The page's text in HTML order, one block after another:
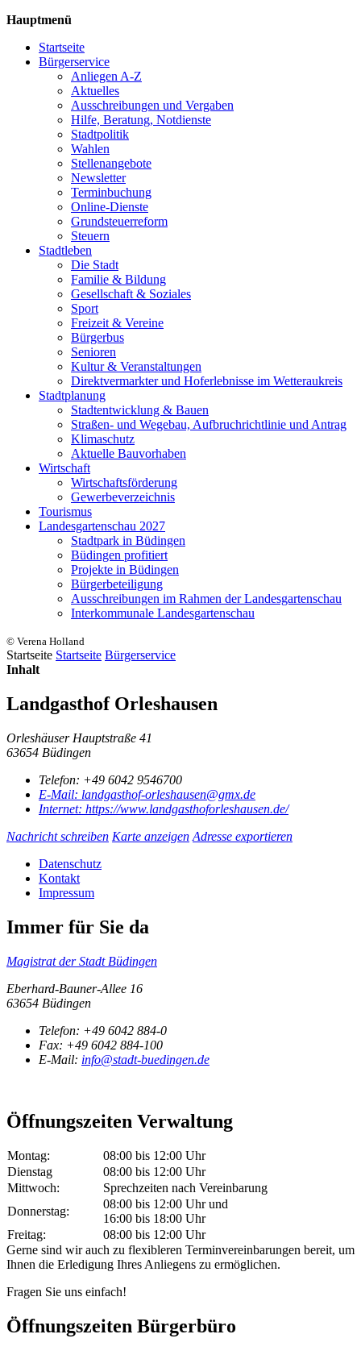
Hauptmenü
Startseite
Bürgerservice
Anliegen A-Z
Aktuelles
Ausschreibungen und Vergaben
Hilfe, Beratung, Notdienste
Stadtpolitik
Wahlen
Stellenangebote
Newsletter
Terminbuchung
Online-Dienste
Grundsteuerreform
Steuern
Stadtleben
Die Stadt
Familie & Bildung
Gesellschaft & Soziales
Sport
Freizeit & Vereine
Bürgerbus
Senioren
Kultur & Veranstaltungen
Direktvermarkter und Hoferlebnisse im Wetteraukreis
Stadtplanung
Stadtentwicklung & Bauen
Straßen- und Wegebau, Aufbruchrichtlinie und Antrag
Klimaschutz
Aktuelle Bauvorhaben
Wirtschaft
Wirtschaftsförderung
Gewerbeverzeichnis
Tourismus
Landesgartenschau 2027
Stadtpark in Büdingen
Büdingen profitiert
Projekte in Büdingen
Bürgerbeteiligung
Ausschreibungen im Rahmen der Landesgartenschau
Interkommunale Landesgartenschau
© Verena Holland
Startseite Startseite Bürgerservice
Inhalt
Landgasthof Orleshausen
Orleshäuser Hauptstraße 41
63654 Büdingen
Telefon: +49 6042 9546700
E-Mail: landgasthof-orleshausen@gmx.de
Internet: https://www.landgasthoforleshausen.de/
Nachricht schreiben Karte anzeigen Adresse exportieren
Datenschutz
Kontakt
Impressum
Immer für Sie da
Magistrat der Stadt Büdingen
Eberhard-Bauner-Allee 16
63654 Büdingen
Telefon: +49 6042 884-0
Fax: +49 6042 884-100
E-Mail: info@stadt-buedingen.de
Öffnungszeiten Verwaltung
Montag:
08:00 bis 12:00 Uhr
Dienstag
08:00 bis 12:00 Uhr
Mittwoch:
Sprechzeiten nach Vereinbarung
Donnerstag:
08:00 bis 12:00 Uhr und
16:00 bis 18:00 Uhr
Freitag:
08:00 bis 12:00 Uhr
Gerne sind wir auch zu flexibleren Terminvereinbarungen bereit, um
Ihnen die Erledigung Ihres Anliegens zu ermöglichen.
Fragen Sie uns einfach!
Öffnungszeiten Bürgerbüro